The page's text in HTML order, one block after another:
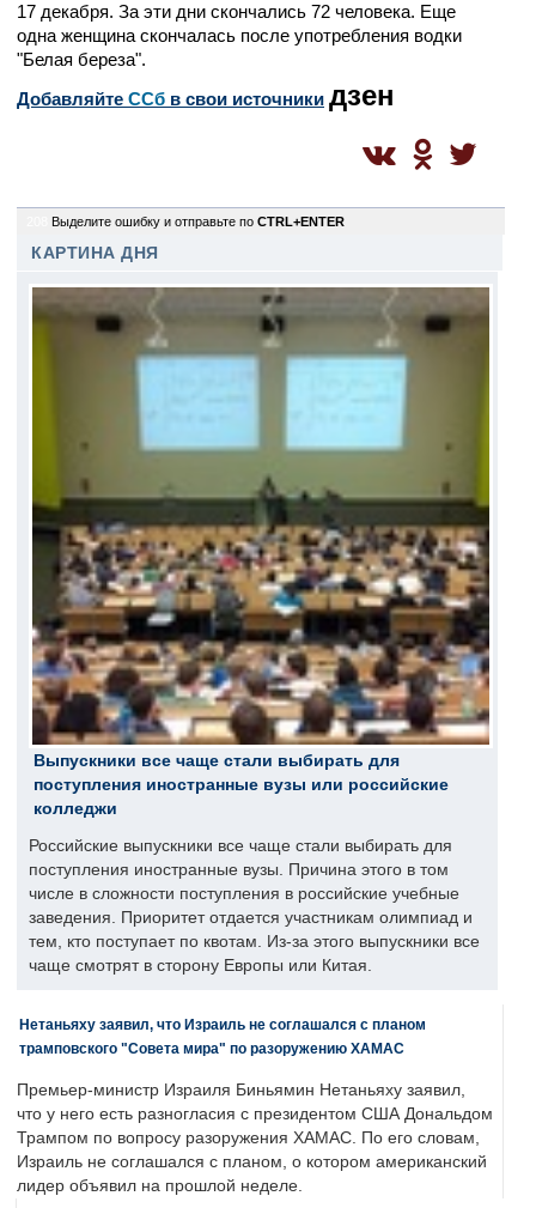
17 декабря. За эти дни скончались 72 человека. Еще
одна женщина скончалась после употребления водки
"Белая береза".
Добавляйте CСб в свои источники дзен
Выделите ошибку и отправьте по CTRL+ENTER
КАРТИНА ДНЯ
Выпускники все чаще стали выбирать для
поступления иностранные вузы или российские
колледжи
Российские выпускники все чаще стали выбирать для
поступления иностранные вузы. Причина этого в том
числе в сложности поступления в российские учебные
заведения. Приоритет отдается участникам олимпиад и
тем, кто поступает по квотам. Из-за этого выпускники все
чаще смотрят в сторону Европы или Китая.
Нетаньяху заявил, что Израиль не соглашался с планом
трамповского "Совета мира" по разоружению ХАМАС
Премьер-министр Израиля Биньямин Нетаньяху заявил,
что у него есть разногласия с президентом США Дональдом
Трампом по вопросу разоружения ХАМАС. По его словам,
Израиль не соглашался с планом, о котором американский
лидер объявил на прошлой неделе.